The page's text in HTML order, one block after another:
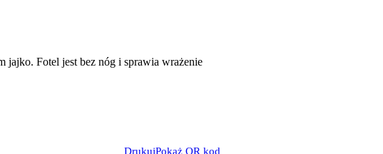
DrukujPokaż QR kod